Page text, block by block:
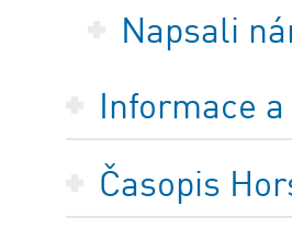
Napsali
Informace
Časopis